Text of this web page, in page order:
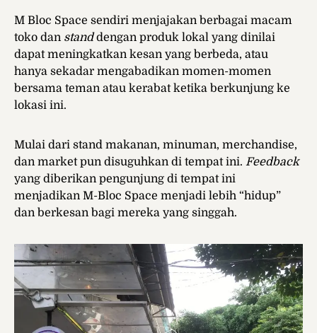
M Bloc Space sendiri menjajakan berbagai macam
toko dan standdengan produk lokal yang dinilai
dapat meningkatkan kesan yang berbeda, atau
hanya sekadar mengabadikan momen-momen
bersama teman atau kerabat ketika berkunjung ke
lokasi ini.
Mulai dari stand makanan, minuman, merchandise,
dan market pun disuguhkan di tempat ini. Feedback
yang diberikan pengunjung di tempat ini
menjadikan M-Bloc Space menjadi lebih “hidup”
dan berkesan bagi mereka yang singgah.